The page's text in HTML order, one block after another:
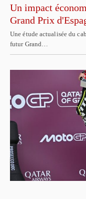
Un impact
Grand Prix
Une étude actualisée du
futur Grand…